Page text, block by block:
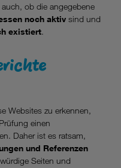
ob die angegebene
noch aktiv sind und
existiert.
Websites zu erkennen,
einen
Daher ist es ratsam,
und Referenzen
Seiten und